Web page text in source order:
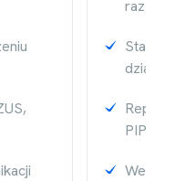
raz w
Stałe
PIP,